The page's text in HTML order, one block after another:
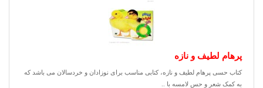
پرهام لطیف و نازه
کتاب حسی پرهام لطیف و نازه، کتابی مناسب برای نوزادان و خردسالان می باشد که
به کمک شعر و حس لامسه با ..